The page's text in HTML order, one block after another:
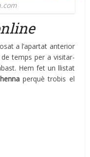
a l’apartat anterior
temps per a visitar-
Hem fet un llistat
perquè trobis el